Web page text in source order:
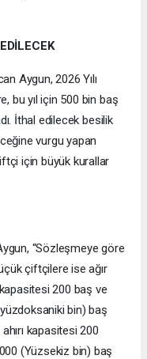
Aygun, 2026 Yılı
bu yıl için 500 bin baş
İthal edilecek besilik
vurgu yapan
için büyük kurallar
“Sözleşmeye göre
çiftçilere ise ağır
200 baş ve
bin) baş
kapasitesi 200
(Yüzsekiz bin) baş